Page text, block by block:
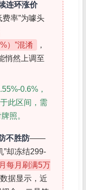
连环涨价
率”为噱头
）”混淆
，
悄然上调至
0.6%，
此区间，需
照。
不胜防——
”却冻结299-
每月刷满5万
据显示，近